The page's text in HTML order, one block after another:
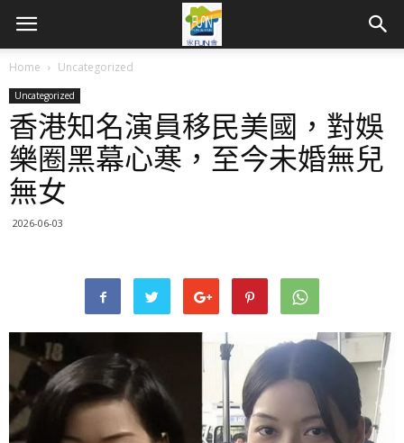
Home Uncategorized
Uncategorized
香港知名演員移民美國，對娛
樂圈黑幕心寒，至今未婚無兒
無女
2026-06-03